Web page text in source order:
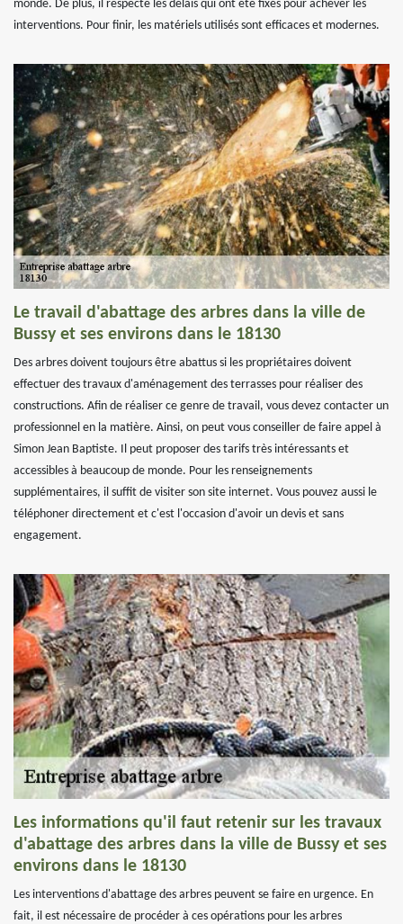
monde. De plus, il respecte les délais qui ont été fixés pour achever les
interventions. Pour finir, les matériels utilisés sont efficaces et modernes.
Le travail d'abattage des arbres dans la ville de
Bussy et ses environs dans le 18130
Des arbres doivent toujours être abattus si les propriétaires doivent
effectuer des travaux d'aménagement des terrasses pour réaliser des
constructions. Afin de réaliser ce genre de travail, vous devez contacter un
professionnel en la matière. Ainsi, on peut vous conseiller de faire appel à
Simon Jean Baptiste. Il peut proposer des tarifs très intéressants et
accessibles à beaucoup de monde. Pour les renseignements
supplémentaires, il suffit de visiter son site internet. Vous pouvez aussi le
téléphoner directement et c'est l'occasion d'avoir un devis et sans
engagement.
Les informations qu'il faut retenir sur les travaux
d'abattage des arbres dans la ville de Bussy et ses
environs dans le 18130
Les interventions d'abattage des arbres peuvent se faire en urgence. En
fait, il est nécessaire de procéder à ces opérations pour les arbres